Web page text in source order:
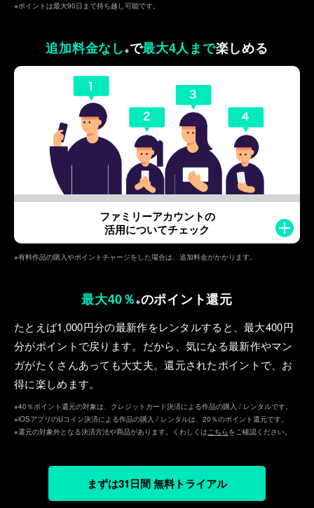
※ポイントは最大90日まで持ち越し可能です。
追加料金なし ※で最大4人まで楽しめる
ファミリーアカウントの
活用についてチェック
※有料作品の購入やポイントチャージをした場合は、追加料金がかかります。
最大40％ ※のポイント還元
たとえば1,000円分の最新作をレンタルすると、最⼤400円
分がポイントで戻ります。だから、気になる最新作やマン
ガがたくさんあっても⼤丈夫。還元されたポイントで、お
得に楽しめます。
※40％ポイント還元の対象は、クレジットカード決済による作品の購入 / レンタルです。
※iOSアプリのUコイン決済による作品の購入 / レンタルは、20％のポイント還元です。
※還元の対象外となる決済方法や商品があります。くわしくはこちらをご確認ください。
まずは31日間 無料トライアル